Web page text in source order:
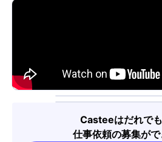
Casteeはだれで
仕事依頼の募集がで